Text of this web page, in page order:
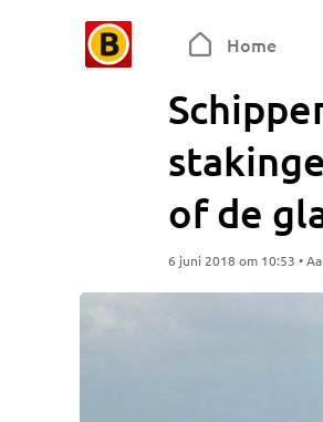
Home
of de
6 juni 2018 om 10:53 •